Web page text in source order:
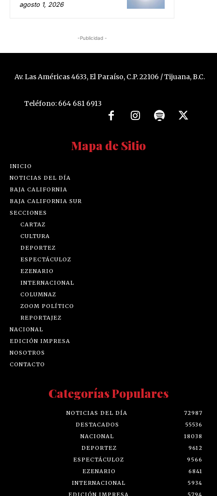
agosto 1, 2026
-Publicidad -
Av. Las Américas 4633, El Paraíso, C.P. 22106 / Tijuana, B.C.
Teléfono: 664 681 6913
Mapa de Sitio
INICIO
NOTICIAS DEL DÍA
BAJA CALIFORNIA
BAJA CALIFORNIA SUR
SECCIONES
CARTAZ
CULTURA
DEPORTEZ
ESPECTÁCULOZ
EZENARIO
INTERNACIONAL
COLUMNAZ
ZOOM POLÍTICO
REPORTAJEZ
NACIONAL
EDICIÓN IMPRESA
NOSOTROS
CONTACTO
Categorías Populares
NOTICIAS DEL DÍA
72987
DESTACADOS
55536
NACIONAL
18038
DEPORTEZ
9612
ESPECTÁCULOZ
9566
EZENARIO
6841
INTERNACIONAL
5934
EDICIÓN IMPRESA
5794